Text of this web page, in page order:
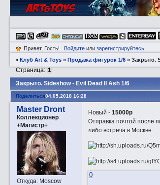
Привет, Гость! Войдитеили зарегистрируйтесь.
»Клуб Art & Toys »Продажа фигурок 1/6 »Закрытo.
Закрытo. Sideshow - Evil Dead II Ash 1/6
Страница: 1
Поделиться04.05.2018 16:28
Master Dront
Коллекционер
+Магистр+
Откуда:Moscow
Новый - 15000р
Отправка почтой после
либо встреча в Москве.
0